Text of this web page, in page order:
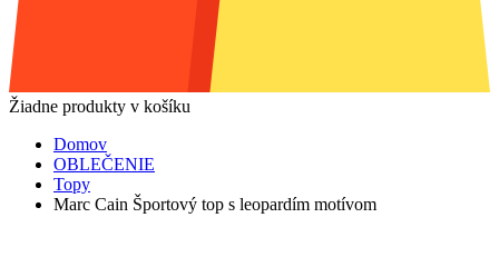
Žiadne produkty v košíku
Domov
OBLEČENIE
Topy
Marc Cain Športový top s leopardím motívom